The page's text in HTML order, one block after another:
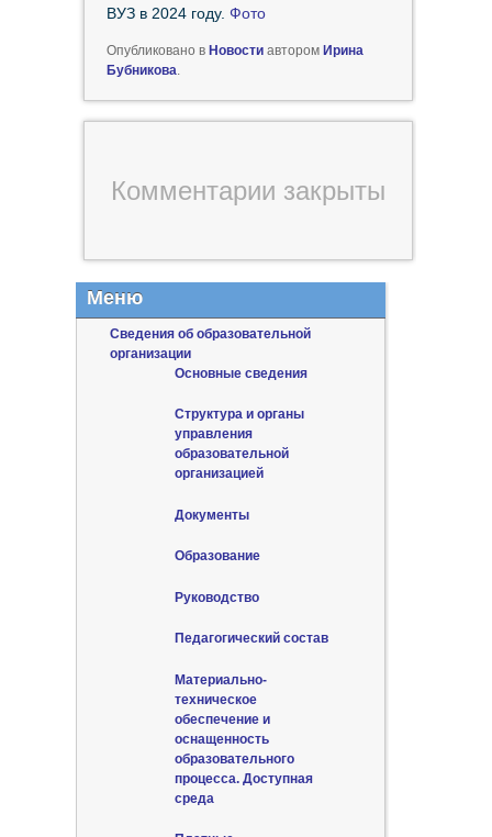
ВУЗ в 2024 году. Фото
Опубликовано в Новостиавтором Ирина
Бубникова.
Комментарии закрыты
Меню
Сведения об образовательной
организации
Основные сведения
Структура и органы
управления
образовательной
организацией
Документы
Образование
Руководство
Педагогический состав
Материально-
техническое
обеспечение и
оснащенность
образовательного
процесса. Доступная
среда